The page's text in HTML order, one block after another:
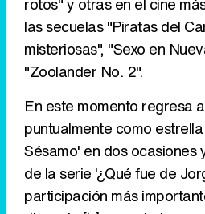
rotos" y otras en el cine
las secuelas "Piratas del
misteriosas", "Sexo en
"Zoolander No. 2".
En este momento regresa
puntualmente como
Sésamo' en dos ocasiones
de la serie '¿Qué fue de
participación más